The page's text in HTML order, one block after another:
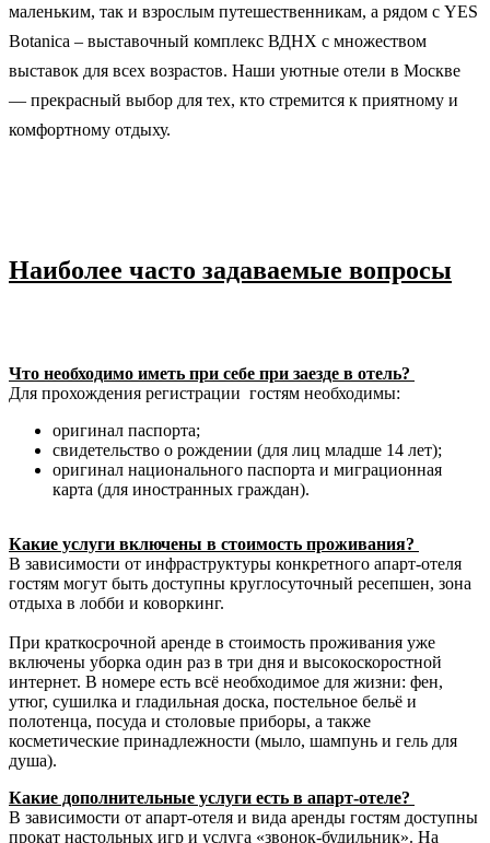
маленьким, так и взрослым путешественникам, а рядом с YES
Botanica – выставочный комплекс ВДНХ с множеством
выставок для всех возрастов. Наши уютные отели в Москве
— прекрасный выбор для тех, кто стремится к приятному и
комфортному отдыху.
Наиболее часто задаваемые вопросы
Что необходимо иметь при себе при заезде в отель?
Для прохождения регистрации гостям необходимы:
оригинал паспорта;
свидетельство о рождении (для лиц младше 14 лет);
оригинал национального паспорта и миграционная
карта (для иностранных граждан).
Какие услуги включены в стоимость проживания?
В зависимости от инфраструктуры конкретного апарт-отеля
гостям могут быть доступны круглосуточный ресепшен, зона
отдыха в лобби и коворкинг.
При краткосрочной аренде в стоимость проживания уже
включены уборка один раз в три дня и высокоскоростной
интернет. В номере есть всё необходимое для жизни: фен,
утюг, сушилка и гладильная доска, постельное бельё и
полотенца, посуда и столовые приборы, а также
косметические принадлежности (мыло, шампунь и гель для
душа).
Какие дополнительные услуги есть в апарт-отеле?
В зависимости от апарт-отеля и вида аренды гостям доступны
прокат настольных игр и услуга «звонок-будильник». На